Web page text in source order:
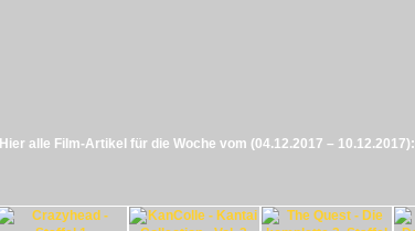
Hier alle Film-Artikel für die Woche vom (04.12.2017 – 10.12.2017):